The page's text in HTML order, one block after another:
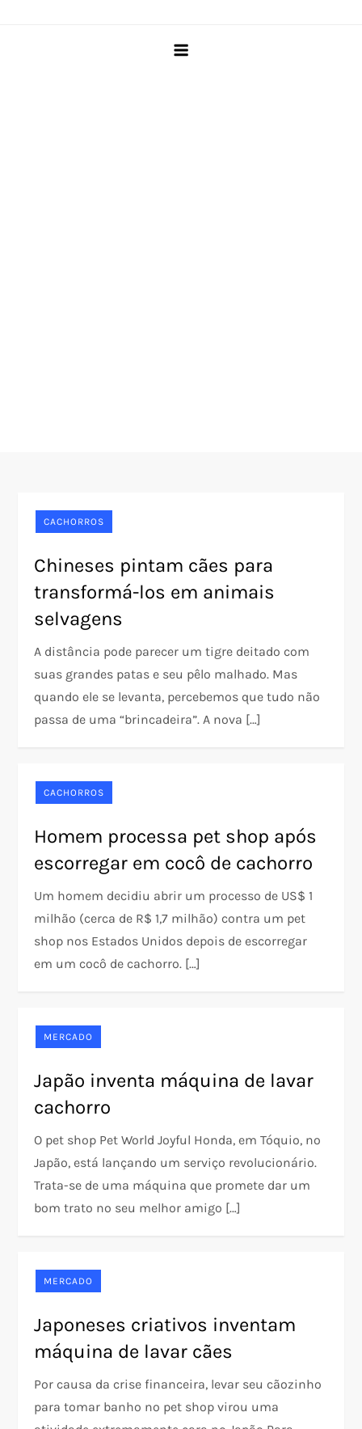
CACHORROS
Chineses pintam cães para
transformá-los em animais
selvagens
A distância pode parecer um tigre deitado com
suas grandes patas e seu pêlo malhado. Mas
quando ele se levanta, percebemos que tudo não
passa de uma “brincadeira”. A nova […]
CACHORROS
Homem processa pet shop após
escorregar em cocô de cachorro
Um homem decidiu abrir um processo de US$ 1
milhão (cerca de R$ 1,7 milhão) contra um pet
shop nos Estados Unidos depois de escorregar
em um cocô de cachorro. […]
MERCADO
Japão inventa máquina de lavar
cachorro
O pet shop Pet World Joyful Honda, em Tóquio, no
Japão, está lançando um serviço revolucionário.
Trata-se de uma máquina que promete dar um
bom trato no seu melhor amigo […]
MERCADO
Japoneses criativos inventam
máquina de lavar cães
Por causa da crise financeira, levar seu cãozinho
para tomar banho no pet shop virou uma